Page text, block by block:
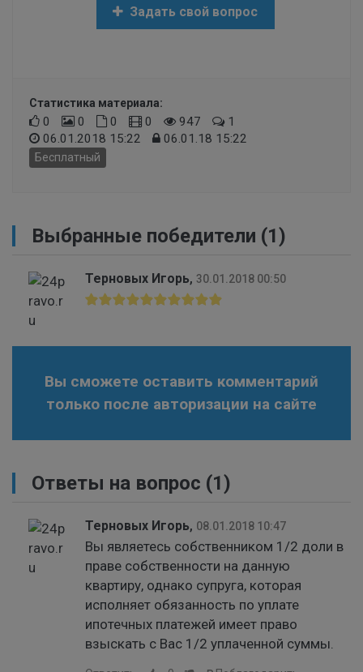
Задать свой вопрос
Статистика материала:
0 0 0 0 947
1
06.01.2018 15:22
06.01.18 15:22
Бесплатный
Выбранные победители (1)
Терновых Игорь, 30.01.2018 00:50
Вы сможете оставить комментарий
только после авторизации на сайте
Ответы на вопрос (1)
Терновых Игорь, 08.01.2018 10:47
Вы являетесь собственником 1/2 доли в
праве собственности на данную
квартиру, однако супруга, которая
исполняет обязанность по уплате
ипотечных платежей имеет право
взыскать с Вас 1/2 уплаченной суммы.